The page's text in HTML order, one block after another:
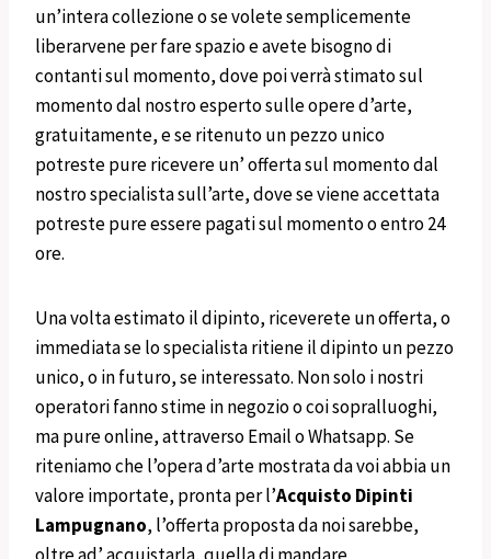
un’intera collezione o se volete semplicemente
liberarvene per fare spazio e avete bisogno di
contanti sul momento, dove poi verrà stimato sul
momento dal nostro esperto sulle opere d’arte,
gratuitamente, e se ritenuto un pezzo unico
potreste pure ricevere un’ offerta sul momento dal
nostro specialista sull’arte, dove se viene accettata
potreste pure essere pagati sul momento o entro 24
ore.
Una volta estimato il dipinto, riceverete un offerta, o
immediata se lo specialista ritiene il dipinto un pezzo
unico, o in futuro, se interessato. Non solo i nostri
operatori fanno stime in negozio o coi sopralluoghi,
ma pure online, attraverso Email o Whatsapp. Se
riteniamo che l’opera d’arte mostrata da voi abbia un
valore importate, pronta per l’Acquisto Dipinti
Lampugnano, l’offerta proposta da noi sarebbe,
oltre ad’ acquistarla, quella di mandare